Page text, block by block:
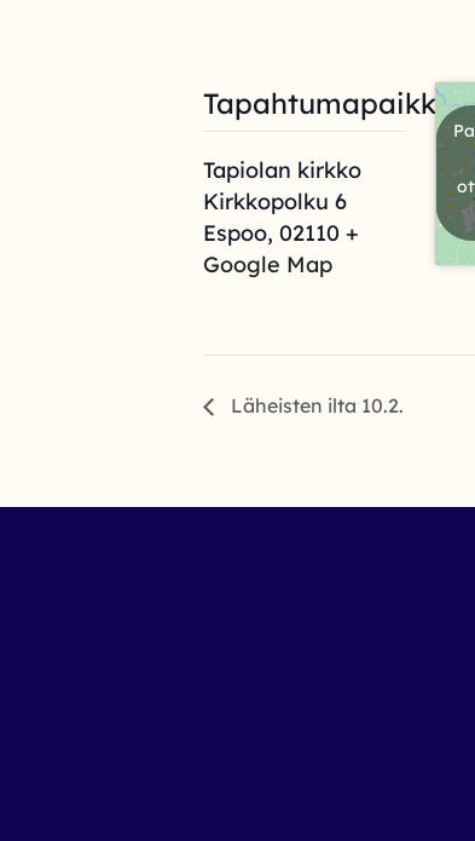
Tapahtumapaikka
Tapiolan kirkko
Kirkkopolku 6
Espoo, 02110 +
Google Map
Läheisten ilta 10.2.